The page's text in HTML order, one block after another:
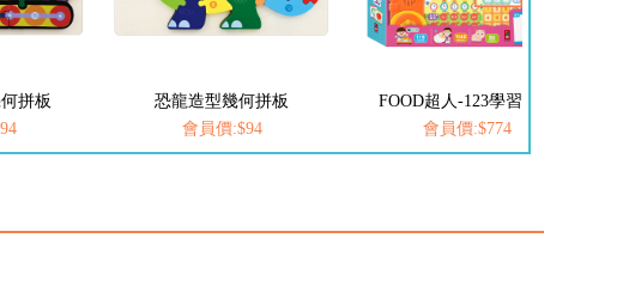
恐龍造型幾何拼板
會員價:$94
FOOD超人-123學習巴士
會員價:$774